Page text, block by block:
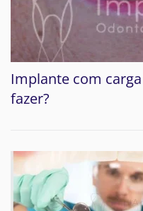
Implante com
fazer?